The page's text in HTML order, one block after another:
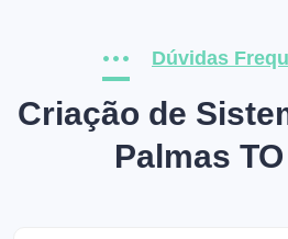
Dúvidas
Criação de
Palmas